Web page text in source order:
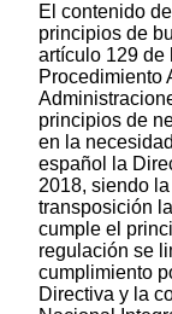
El contenido
principios de
artículo 129 de
Procedimiento
principios de
en la
español la
2018, siendo
transposición
cumple el
regulación se
cumplimiento
Directiva y la